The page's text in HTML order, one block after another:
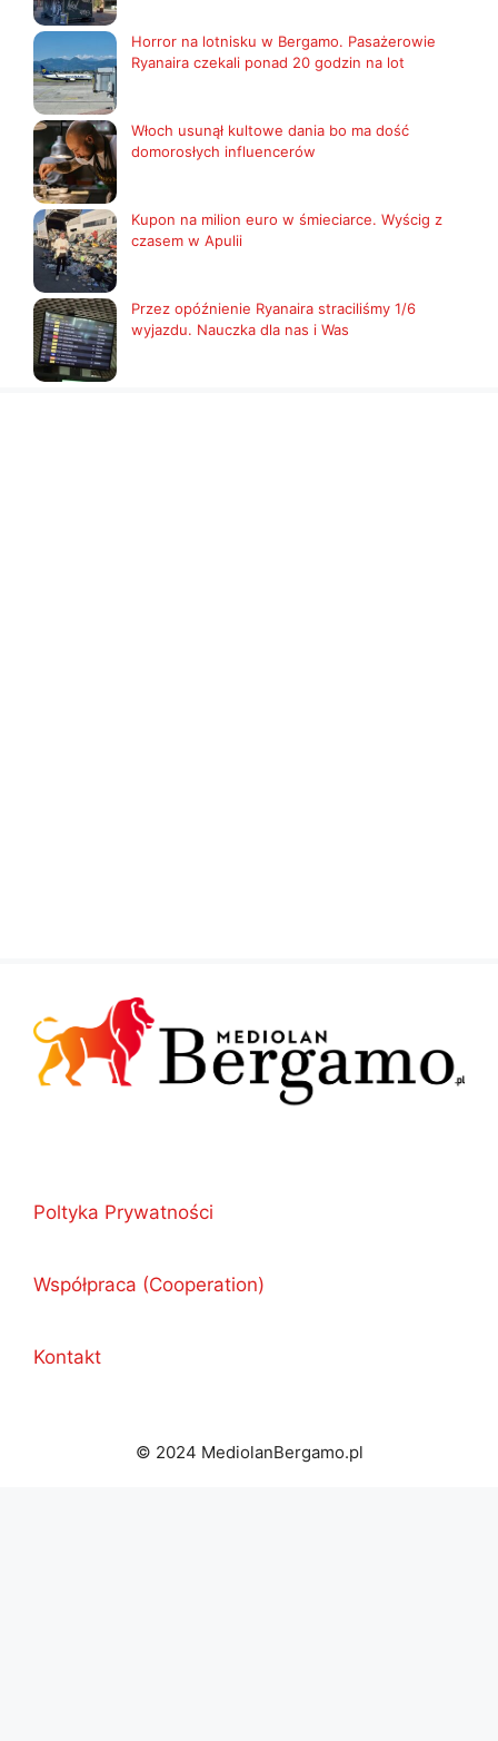
Horror na lotnisku w Bergamo. Pasażerowie
Ryanaira czekali ponad 20 godzin na lot
Włoch usunął kultowe dania bo ma dość
domorosłych influencerów
Kupon na milion euro w śmieciarce. Wyścig z
czasem w Apulii
Przez opóźnienie Ryanaira straciliśmy 1/6
wyjazdu. Nauczka dla nas i Was
Poltyka Prywatności
Współpraca (Cooperation)
Kontakt
© 2024 MediolanBergamo.pl